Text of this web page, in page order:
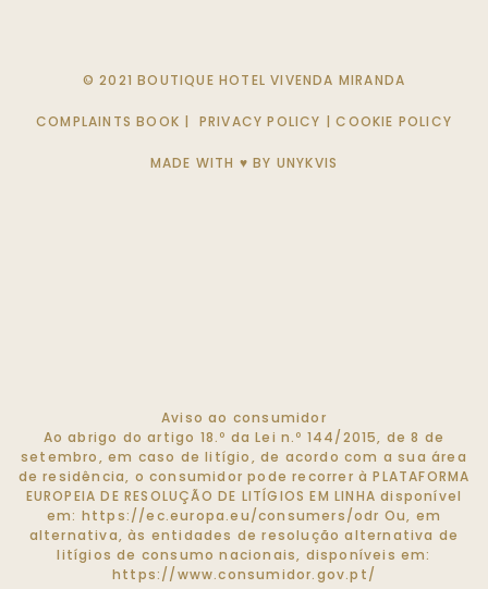
© 2021 BOUTIQUE HOTEL VIVENDA MIRANDA
COMPLAINTS BOOK | PRIVACY POLICY |COOKIE POLICY
MADE WITH ♥ BY UNYKVIS
Aviso ao consumidor
Ao abrigo do artigo 18.º da Lei n.º 144/2015, de 8 de
setembro, em caso de litígio, de acordo com a sua área
de residência, o consumidor pode recorrer à PLATAFORMA
EUROPEIA DE RESOLUÇÃO DE LITÍGIOS EM LINHA disponível
em: https://ec.europa.eu/consumers/odr Ou, em
alternativa, às entidades de resolução alternativa de
litígios de consumo nacionais, disponíveis em:
https://www.consumidor.gov.pt/